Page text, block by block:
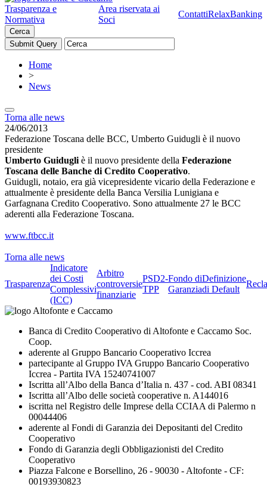
Trasparenza e
Normativa
Area riservata ai
Soci
ContattiRelaxBanking
Cerca
Home
>
News
Torna alle news
24/06/2013
Federazione Toscana delle BCC, Umberto Guidugli è il nuovo
presidente
Umberto Guidugli è il nuovo presidente della Federazione
Toscana delle Banche di Credito Cooperativo.
Guidugli, notaio, era già vicepresidente vicario della Federazione e
attualmente è presidente della Banca Versilia Lunigiana e
Garfagnana Credito Cooperativo. Sono attualmente 27 le BCC
aderenti alla Federazione Toscana.
www.ftbcc.it
Torna alle news
Trasparenza
Indicatore
dei Costi
Complessivi
(ICC)
Arbitro
controversie
finanziarie
PSD2-
TPP
Fondo di
Garanzia
Definizione
di Default
Banca di Credito Cooperativo di Altofonte e Caccamo Soc.
Coop.
aderente al Gruppo Bancario Cooperativo Iccrea
partecipante al Gruppo IVA Gruppo Bancario Cooperativo
Iccrea - Partita IVA 15240741007
Iscritta all’Albo della Banca d’Italia n. 437 - cod. ABI 08341
Iscritta all’Albo delle società cooperative n. A144016
iscritta nel Registro delle Imprese della CCIAA di Palermo n
00044406
aderente al Fondi di Garanzia dei Depositanti del Credito
Cooperativo
Fondo di Garanzia degli Obbligazionisti del Credito
Cooperativo
Piazza Falcone e Borsellino, 26 - 90030 - Altofonte - CF:
00193930823